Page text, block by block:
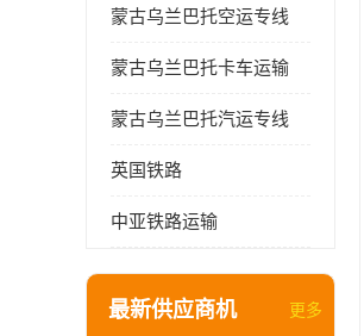
蒙古乌兰巴托空运专线
蒙古乌兰巴托卡车运输
蒙古乌兰巴托汽运专线
英国铁路
中亚铁路运输
最新供应商机 更多